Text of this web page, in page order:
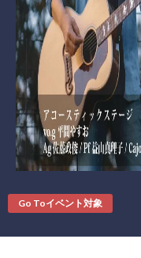
Go Toイベント対象